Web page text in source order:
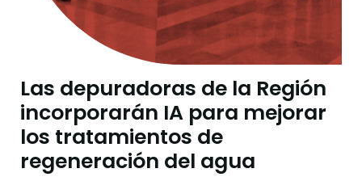
Las depuradoras de la Región
incorporarán IA para mejorar
los tratamientos de
regeneración del agua